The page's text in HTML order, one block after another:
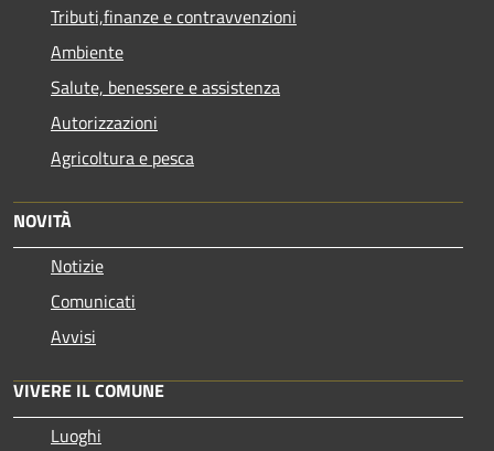
Tributi,finanze e contravvenzioni
Ambiente
Salute, benessere e assistenza
Autorizzazioni
Agricoltura e pesca
NOVITÀ
Notizie
Comunicati
Avvisi
VIVERE IL COMUNE
Luoghi